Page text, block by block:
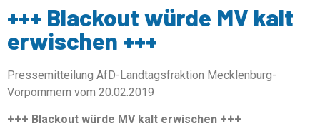
+++ Blackout würde MV kalt
erwischen +++
Pressemitteilung AfD-Landtagsfraktion Mecklenburg-
Vorpommern vom 20.02.2019
+++ Blackout würde MV kalt erwischen +++